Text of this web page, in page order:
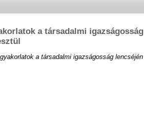
a társadalmi igazságosság
a társadalmi igazságosság lencséjén